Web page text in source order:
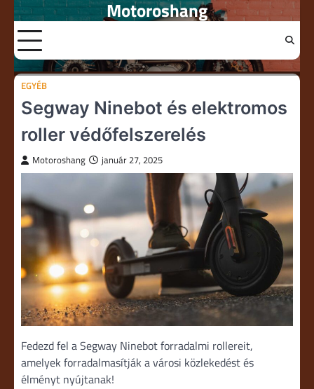
content
Motoroshang
EGYÉB
Segway Ninebot és elektromos
roller védőfelszerelés
Motoroshang január 27, 2025
Fedezd fel a Segway Ninebot forradalmi rollereit,
amelyek forradalmasítják a városi közlekedést és
élményt nyújtanak!